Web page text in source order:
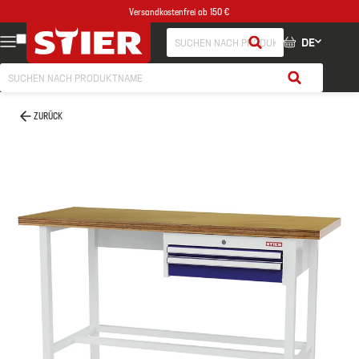
Versandkostenfrei ab 150 €
DE
ZURÜCK